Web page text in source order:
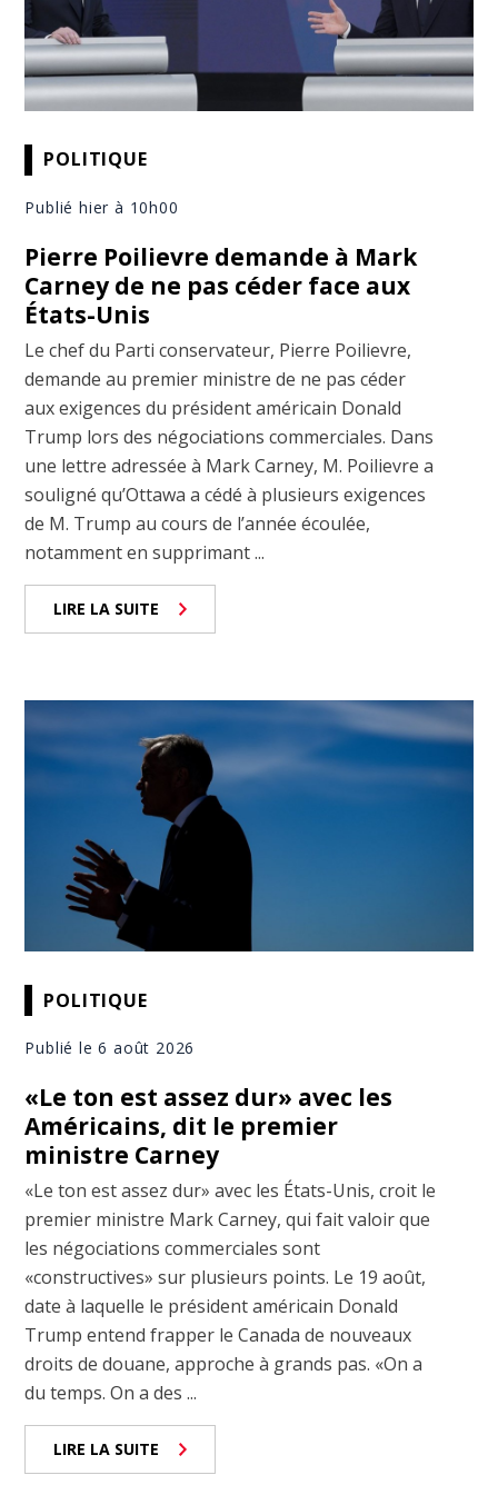
POLITIQUE
Publié hier à 10h00
Pierre Poilievre demande à Mark
Carney de ne pas céder face aux
États-Unis
Le chef du Parti conservateur, Pierre Poilievre,
demande au premier ministre de ne pas céder
aux exigences du président américain Donald
Trump lors des négociations commerciales. Dans
une lettre adressée à Mark Carney, M. Poilievre a
souligné qu’Ottawa a cédé à plusieurs exigences
de M. Trump au cours de l’année écoulée,
notamment en supprimant ...
LIRE LA SUITE
POLITIQUE
Publié le 6 août 2026
«Le ton est assez dur» avec les
Américains, dit le premier
ministre Carney
«Le ton est assez dur» avec les États-Unis, croit le
premier ministre Mark Carney, qui fait valoir que
les négociations commerciales sont
«constructives» sur plusieurs points. Le 19 août,
date à laquelle le président américain Donald
Trump entend frapper le Canada de nouveaux
droits de douane, approche à grands pas. «On a
du temps. On a des ...
LIRE LA SUITE